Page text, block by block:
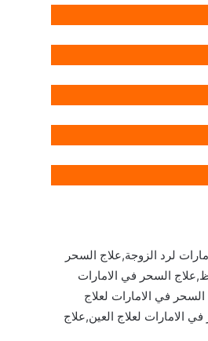
لرد الزوجة,علاج السحر
السحر في الامارات
في الامارات لعلاج
الامارات لعلاج العين,علاج